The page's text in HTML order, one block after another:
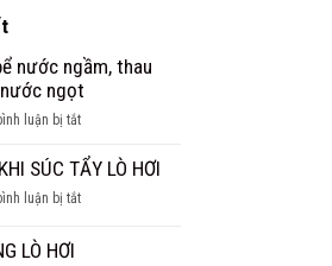
nước ngầm, thau
ngọt
luận bị tắtở
sinh
nước
SÚC TẨY LÒ HƠI
luận bị tắtở
LÒ HƠI